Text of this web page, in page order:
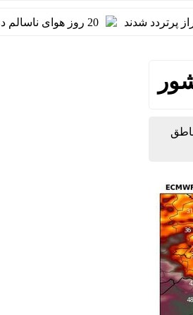
شدند 20 روز هوای ناسالم در تهران